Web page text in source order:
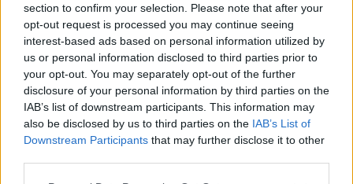
section to confirm your selection. Please note that after your
opt-out request is processed you may continue seeing
interest-based ads based on personal information utilized by
us or personal information disclosed to third parties prior to
your opt-out. You may separately opt-out of the further
disclosure of your personal information by third parties on the
IAB’s list of downstream participants. This information may
also be disclosed by us to third parties on the IAB’s List of
Downstream Participants that may further disclose it to other